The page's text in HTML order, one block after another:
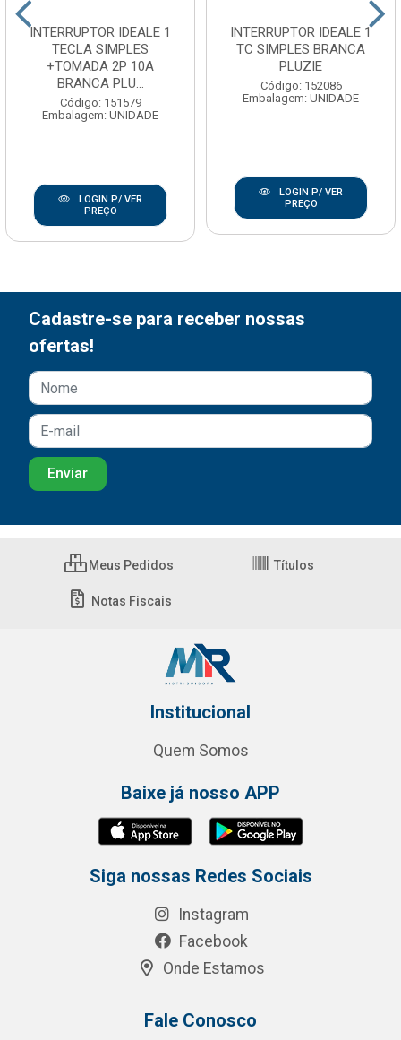
INTERRUPTOR IDEALE 1
TECLA SIMPLES
+TOMADA 2P 10A
BRANCA PLU...
Código: 151579
Embalagem: UNIDADE
LOGIN P/ VER
PREÇO
INTERRUPTOR IDEALE 1
TC SIMPLES BRANCA
PLUZIE
Código: 152086
Embalagem: UNIDADE
LOGIN P/ VER
PREÇO
Cadastre-se para receber nossas
ofertas!
Meus Pedidos Títulos
Notas Fiscais
Institucional
Quem Somos
Baixe já nosso APP
Siga nossas Redes Sociais
Instagram
Facebook
Onde Estamos
Fale Conosco